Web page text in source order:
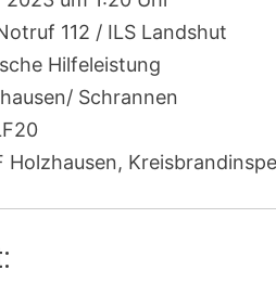
112 / ILS Landshut
Hilfeleistung
Schrannen
Holzhausen,